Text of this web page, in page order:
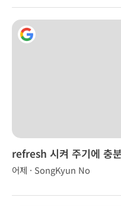
refresh 시켜 주기에 충
어제 · SongKyun No